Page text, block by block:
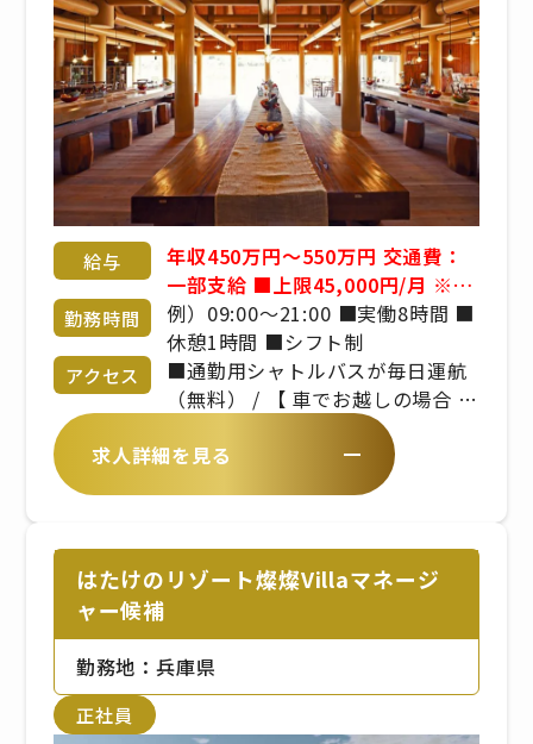
給与
年収450万円～550万円 交通費：
一部支給 ■上限45,000円/月 ※マ
イカー通勤は淡路島在住の方のみ
許可 ◇月給28～41万円 ◇年収
450～550万円（月給＋管理職手当
＋賞与） ■昇給年1回 ■賞与年2
社規定により決定いたします
勤務時間
例）09:00～21:00 ■実働8時間 ■
休憩1時間 ■シフト制
アクセス
■通勤用シャトルバスが毎日運航
（無料） / 【 車でお越しの場合 】
/ ・淡路IC～約20分）【 バスでお
越しの場合 】 / あわ神あわ姫バ
ス Awaji Nature Lab & Resort
求人詳細を見る
はたけのリゾート燦燦Villaマネージ
ャー候補
勤務地：兵庫県
正社員